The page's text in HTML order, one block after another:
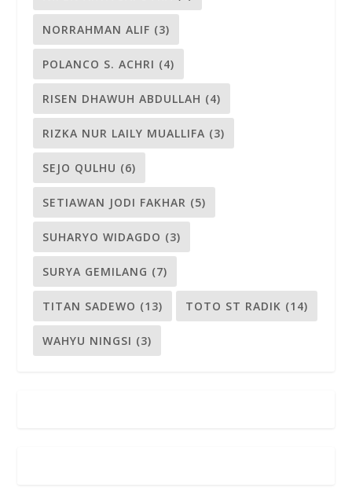
NORRAHMAN ALIF (3)
POLANCO S. ACHRI (4)
RISEN DHAWUH ABDULLAH (4)
RIZKA NUR LAILY MUALLIFA (3)
SEJO QULHU (6)
SETIAWAN JODI FAKHAR (5)
SUHARYO WIDAGDO (3)
SURYA GEMILANG (7)
TITAN SADEWO (13) TOTO ST RADIK (14)
WAHYU NINGSI (3)